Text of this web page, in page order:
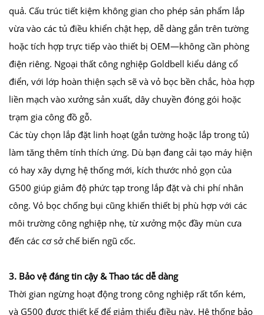
quả. Cấu trúc tiết kiệm không gian cho phép sản phẩm lắp
vừa vào các tủ điều khiển chật hẹp, dễ dàng gắn trên tường
hoặc tích hợp trực tiếp vào thiết bị OEM—không cần phòng
điện riêng. Ngoại thất công nghiệp Goldbell kiểu dáng cổ
điển, với lớp hoàn thiện sạch sẽ và vỏ bọc bền chắc, hòa hợp
liền mạch vào xưởng sản xuất, dây chuyền đóng gói hoặc
trạm gia công đồ gỗ.
Các tùy chọn lắp đặt linh hoạt (gắn tường hoặc lắp trong tủ)
làm tăng thêm tính thích ứng. Dù bạn đang cải tạo máy hiện
có hay xây dựng hệ thống mới, kích thước nhỏ gọn của
G500 giúp giảm độ phức tạp trong lắp đặt và chi phí nhân
công. Vỏ bọc chống bụi cũng khiến thiết bị phù hợp với các
môi trường công nghiệp nhẹ, từ xưởng mộc đầy mùn cưa
đến các cơ sở chế biến ngũ cốc.
3. Bảo vệ đáng tin cậy & Thao tác dễ dàng
Thời gian ngừng hoạt động trong công nghiệp rất tốn kém,
và G500 được thiết kế để giảm thiểu điều này. Hệ thống bảo